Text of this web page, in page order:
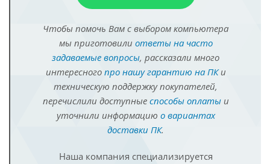
Чтобы помочь Вам с выбором компьютера
мы приготовили ответы на часто
задаваемые вопросы, рассказали много
интересного про нашу гарантию на ПКи
техническую поддержку покупателей,
перечислили доступные способы оплатыи
уточнили информацию о вариантах
доставки ПК.
Наша компания специализируется